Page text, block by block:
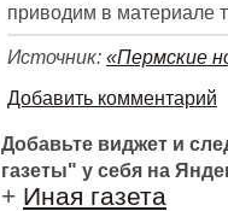
приводим в материале
Источник: «Пермские
Добавить комментарий
Добавьте виджет и
газеты" у себя на
+ Иная газета